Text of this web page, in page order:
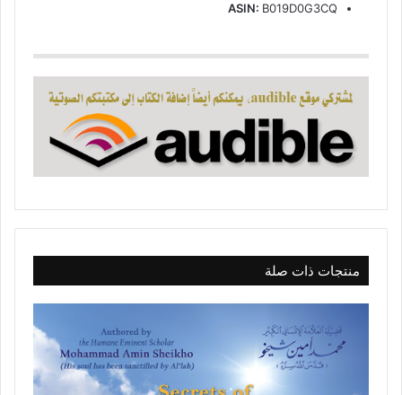
ASIN: B019D0G3CQ
منتجات ذات صلة